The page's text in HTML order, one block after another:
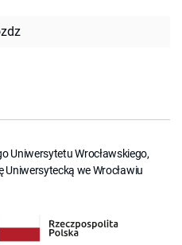
Uniwersytetu Wrocławskiego,
we Wrocławiu